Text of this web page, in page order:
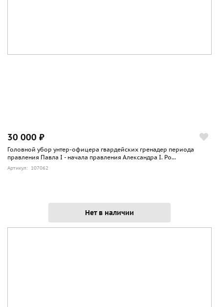
30 000 ₽
Головной убор унтер-офицера гвардейских гренадер периода
правления Павла I - начала правления Александра I. Ро...
Артикул: 107062
Нет в наличии